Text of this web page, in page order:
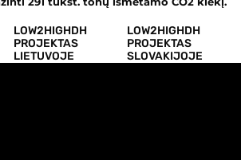
LOW2HIGHDH
PROJEKTAS
LIETUVOJE
LOW2HIGHDH
PROJEKTAS
SLOVAKIJOJE